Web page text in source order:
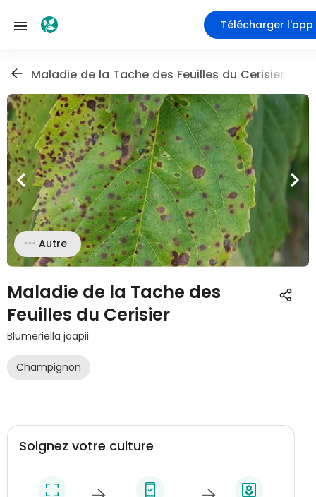
Télécharger l'app
Maladie de la Tache des Feuilles du Cerisier
Autre
Maladie de la Tache des
Feuilles du Cerisier
Blumeriella jaapii
Champignon
Soignez votre culture